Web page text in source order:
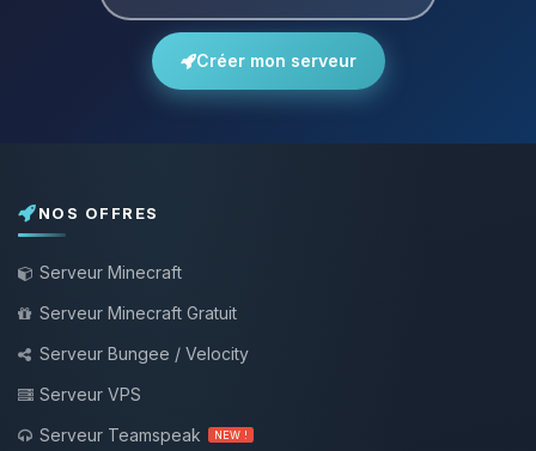
Créer mon serveur
NOS OFFRES
Serveur Minecraft
Serveur Minecraft Gratuit
Serveur Bungee / Velocity
Serveur VPS
Serveur Teamspeak
NEW !